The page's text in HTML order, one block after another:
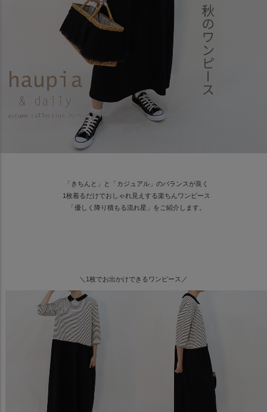
「きちんと」と「カジュアル」のバランスが良く
1枚着るだけでおしゃれ見えする楽ちんワンピース
「優しく降り積もる流れ星」をご紹介します。
＼1枚でお出かけできるワンピース／